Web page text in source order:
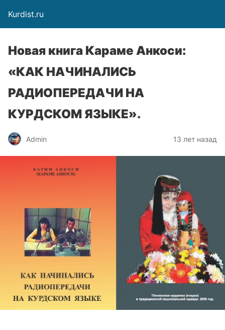
Kurdist.ru
Новая книга Караме Анкоси:
«КАК НАЧИНАЛИСЬ
РАДИОПЕРЕДАЧИ НА
КУРДСКОМ ЯЗЫКЕ».
Admin 13 лет назад